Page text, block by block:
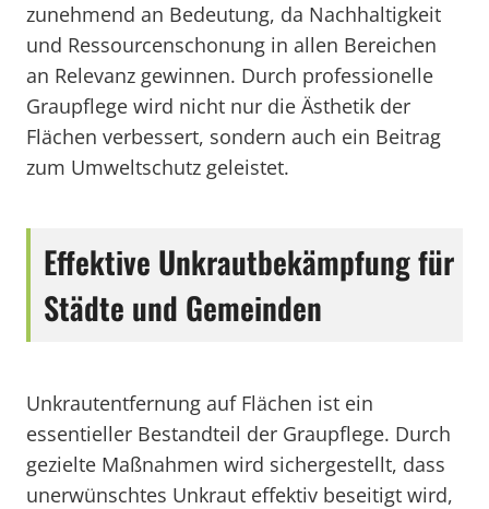
zunehmend an Bedeutung, da Nachhaltigkeit
und Ressourcenschonung in allen Bereichen
an Relevanz gewinnen. Durch professionelle
Graupflege wird nicht nur die Ästhetik der
Flächen verbessert, sondern auch ein Beitrag
zum Umweltschutz geleistet.
Effektive Unkrautbekämpfung für
Städte und Gemeinden
Unkrautentfernung auf Flächen ist ein
essentieller Bestandteil der Graupflege. Durch
gezielte Maßnahmen wird sichergestellt, dass
unerwünschtes Unkraut effektiv beseitigt wird,